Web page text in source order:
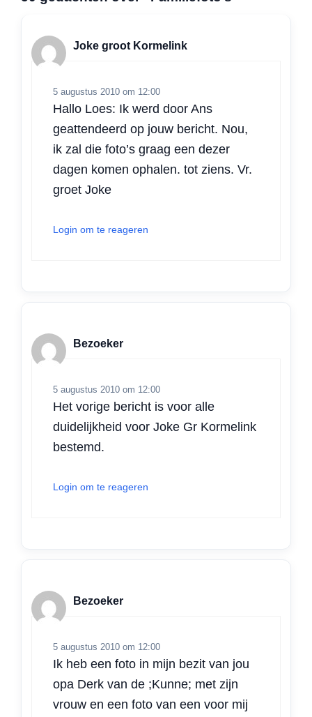
t
A
p
p
e
o
k
k
I
t
r
i
Joke groot Kormelink
5 augustus 2010 om 12:00
Hallo Loes: Ik werd door Ans
geattendeerd op jouw bericht. Nou,
ik zal die foto’s graag een dezer
dagen komen ophalen. tot ziens. Vr.
groet Joke
Login om te reageren
Bezoeker
5 augustus 2010 om 12:00
Het vorige bericht is voor alle
duidelijkheid voor Joke Gr Kormelink
bestemd.
Login om te reageren
Bezoeker
5 augustus 2010 om 12:00
Ik heb een foto in mijn bezit van jou
opa Derk van de ;Kunne; met zijn
vrouw en een foto van een voor mij